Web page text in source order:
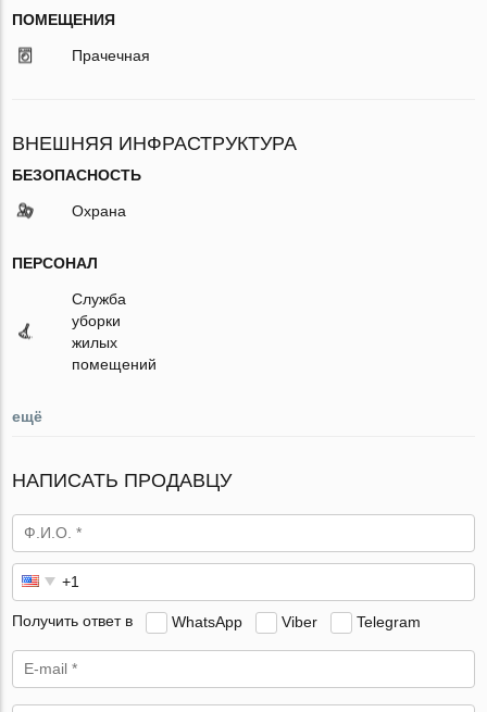
ПОМЕЩЕНИЯ
Прачечная
ВНЕШНЯЯ ИНФРАСТРУКТУРА
БЕЗОПАСНОСТЬ
Охрана
ПЕРСОНАЛ
Служба
уборки
жилых
помещений
ещё
НАПИСАТЬ ПРОДАВЦУ
Получить ответ в WhatsApp Viber Telegram